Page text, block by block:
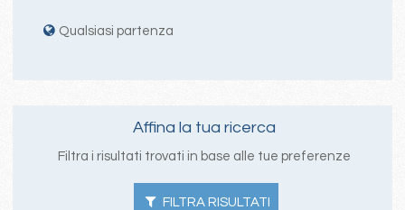
Qualsiasi partenza
Affina la tua ricerca
Filtra i risultati trovati in base alle tue preferenze
FILTRA RISULTATI